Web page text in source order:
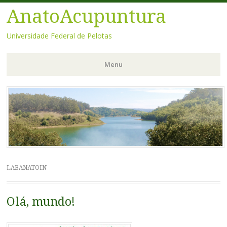
AnatoAcupuntura
Universidade Federal de Pelotas
Menu
Pular
para
o
conteúdo
LABANATOIN
Olá, mundo!